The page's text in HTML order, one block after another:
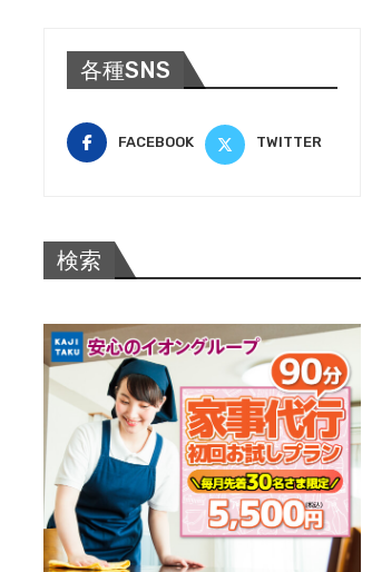
各種SNS
FACEBOOK TWITTER
検索